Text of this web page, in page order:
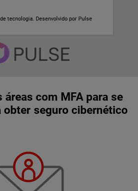
tecnologia. Desenvolvido por Pulse
áreas com MFA para se
obter seguro cibernético